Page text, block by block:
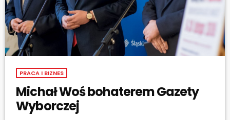
PRACA I BIZNES
Michał Woś bohaterem Gazety
Wyborczej